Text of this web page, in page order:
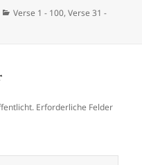
Kategorien
Verse 1 - 100,Verse 31 -
Erforderliche Felder